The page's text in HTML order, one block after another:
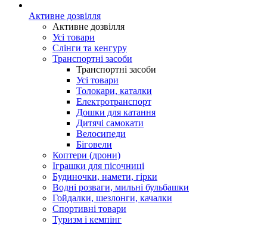
Активне дозвілля
Активне дозвілля
Усі товари
Слінги та кенгуру
Транспортні засоби
Транспортні засоби
Усі товари
Толокари, каталки
Електротранспорт
Дошки для катання
Дитячі самокати
Велосипеди
Біговели
Коптери (дрони)
Іграшки для пісочниці
Будиночки, намети, гірки
Водні розваги, мильні бульбашки
Гойдалки, шезлонги, качалки
Спортивні товари
Туризм і кемпінг